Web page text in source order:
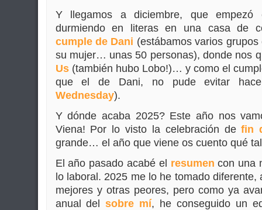
Y llegamos a diciembre, que
durmiendo en literas en una casa de
cumple de Dani (estábamos varios
su mujer… unas 50 personas), donde nos
Us(también hubo Lobo!)… y como el
que el de Dani, no pude evitar
Wednesday).
Y dónde acaba 2025? Este año nos
Viena! Por lo visto la celebración defin
grande… el año que viene os cuento qué
El año pasado acabé el resumen con una
lo laboral. 2025 me lo he tomado
mejores y otras peores, pero como ya
anual delsobre mí, he conseguido un